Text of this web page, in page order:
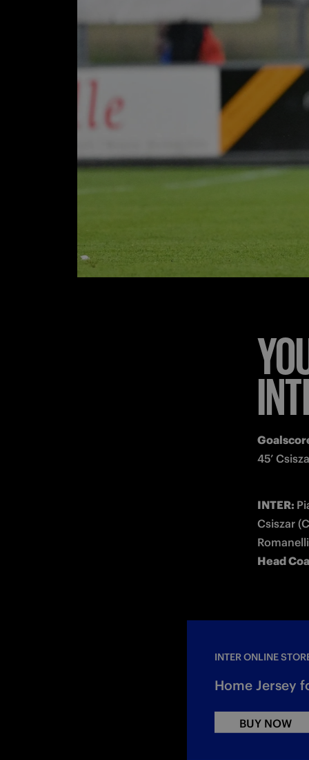
45’
INTER:
Csiszar
Head
INTER ONLINE
Home Jersey
BUY NOW